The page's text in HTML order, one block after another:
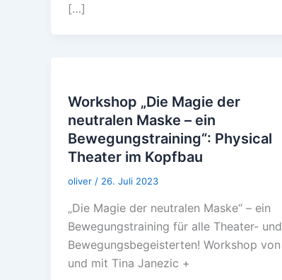
[…]
Workshop „Die Magie der
neutralen Maske – ein
Bewegungstraining“: Physical
Theater im Kopfbau
oliver / 26. Juli 2023
„Die Magie der neutralen Maske“ – ein
Bewegungstraining für alle Theater- und
Bewegungsbegeisterten! Workshop von
und mit Tina Janezic +